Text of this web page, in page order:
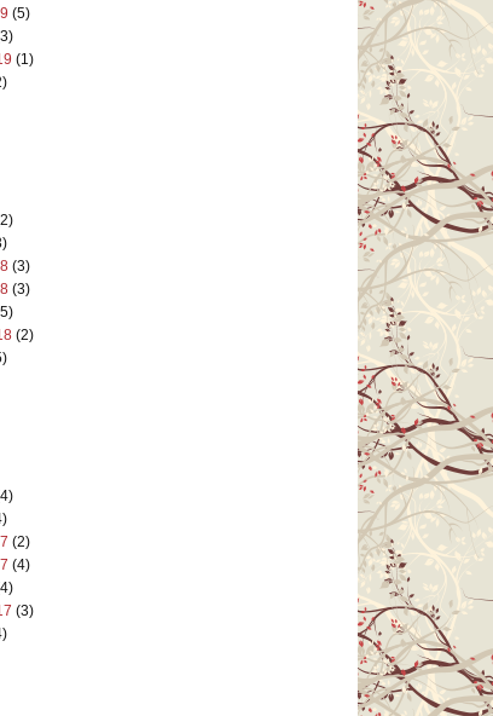
(5)
(1)
(3)
(3)
(2)
(2)
(4)
(3)